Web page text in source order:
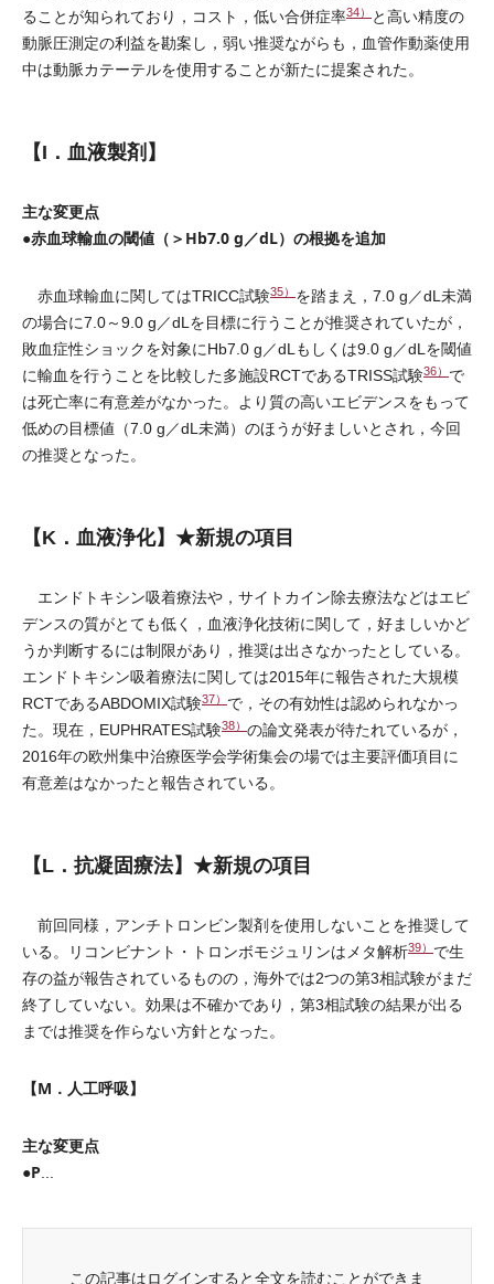
ることが知られており，コスト，低い合併症率34）
と高い精度の
動脈圧測定の利益を勘案し，弱い推奨ながらも，血管作動薬使用
中は動脈カテーテルを使用することが新たに提案された。
【I．血液製剤】
主な変更点
●赤血球輸血の閾値（＞Hb7.0 g／dL）の根拠を追加
赤血球輸血に関してはTRICC試験35） を踏まえ，7.0 g／dL未満
の場合に7.0～9.0 g／dLを目標に行うことが推奨されていたが，
敗血症性ショックを対象にHb7.0 g／dLもしくは9.0 g／dLを閾値
に輸血を行うことを比較した多施設RCTであるTRISS試験36） で
は死亡率に有意差がなかった。より質の高いエビデンスをもって
低めの目標値（7.0 g／dL未満）のほうが好ましいとされ，今回
の推奨となった。
【K．血液浄化】★新規の項目
エンドトキシン吸着療法や，サイトカイン除去療法などはエビ
デンスの質がとても低く，血液浄化技術に関して，好ましいかど
うか判断するには制限があり，推奨は出さなかったとしている。
エンドトキシン吸着療法に関しては2015年に報告された大規模
RCTであるABDOMIX試験37） で，その有効性は認められなかっ
た。現在，EUPHRATES試験38） の論文発表が待たれているが，
2016年の欧州集中治療医学会学術集会の場では主要評価項目に
有意差はなかったと報告されている。
【L．抗凝固療法】★新規の項目
前回同様，アンチトロンビン製剤を使用しないことを推奨して
いる。リコンビナント・トロンボモジュリンはメタ解析39） で生
存の益が報告されているものの，海外では2つの第3相試験がまだ
終了していない。効果は不確かであり，第3相試験の結果が出る
までは推奨を作らない方針となった。
【M．人工呼吸】
主な変更点
●P
この記事はログインすると全文を読むことができま